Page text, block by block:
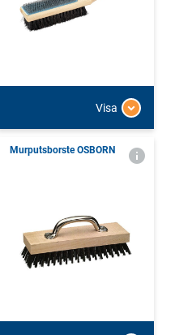
Visa
Murputsborste OSBORN